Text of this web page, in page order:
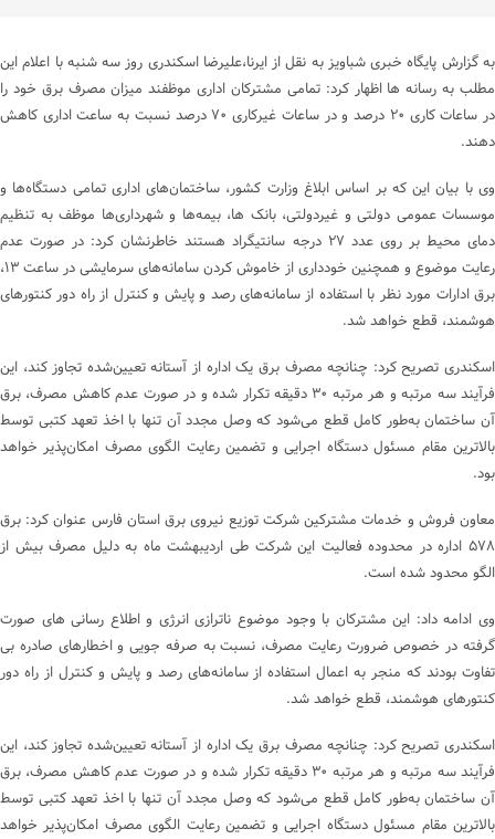
به گزارش پایگاه خبری شباویز به نقل از ایرنا،علیرضا اسکندری روز سه شنبه با اعلام این
مطلب به رسانه ها اظهار کرد: تمامی مشترکان اداری موظفند میزان مصرف برق خود را
در ساعات کاری ۲۰ درصد و در ساعات غیرکاری ۷۰ درصد نسبت به ساعت اداری کاهش
دهند.
وی با بیان این که بر اساس ابلاغ وزارت کشور، ساختمان‌های اداری تمامی دستگاه‌ها و
موسسات عمومی دولتی و غیردولتی، بانک ها، بیمه‌ها و شهرداری‌ها موظف به تنظیم
دمای محیط بر روی عدد ۲۷ درجه سانتیگراد هستند خاطرنشان کرد: در صورت عدم
رعایت موضوع و همچنین خودداری از خاموش کردن سامانه‌های سرمایشی در ساعت ۱۳،
برق ادارات مورد نظر با استفاده از سامانه‌های رصد و پایش و کنترل از راه دور کنتورهای
هوشمند، قطع خواهد شد.
اسکندری تصریح کرد: چنانچه مصرف برق یک اداره از آستانه تعیین‌شده تجاوز کند، این
فرآیند سه مرتبه و هر مرتبه ۳۰ دقیقه تکرار شده و در صورت عدم کاهش مصرف، برق
آن ساختمان به‌طور کامل قطع می‌شود که وصل مجدد آن تنها با اخذ تعهد کتبی توسط
بالاترین مقام مسئول دستگاه اجرایی و تضمین رعایت الگوی مصرف امکان‌پذیر خواهد
بود.
معاون فروش و خدمات مشترکین شرکت توزیع نیروی برق استان فارس عنوان کرد: برق
۵۷۸ اداره در محدوده فعالیت این شرکت طی اردیبهشت ماه به دلیل مصرف بیش از
الگو محدود شده است.
وی ادامه داد: این مشترکان با وجود موضوع ناترازی انرژی و اطلاع رسانی های صورت
گرفته در خصوص ضرورت رعایت مصرف، نسبت به صرفه جویی و اخطارهای صادره بی
تفاوت بودند که منجر به اعمال استفاده از سامانه‌های رصد و پایش و کنترل از راه دور
کنتورهای هوشمند، قطع خواهد شد.
اسکندری تصریح کرد: چنانچه مصرف برق یک اداره از آستانه تعیین‌شده تجاوز کند، این
فرآیند سه مرتبه و هر مرتبه ۳۰ دقیقه تکرار شده و در صورت عدم کاهش مصرف، برق
آن ساختمان به‌طور کامل قطع می‌شود که وصل مجدد آن تنها با اخذ تعهد کتبی توسط
بالاترین مقام مسئول دستگاه اجرایی و تضمین رعایت الگوی مصرف امکان‌پذیر خواهد